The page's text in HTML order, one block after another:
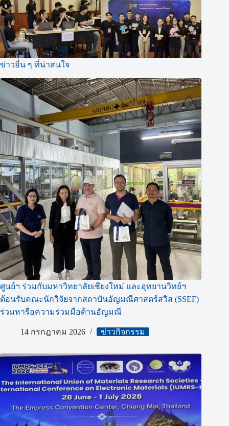
ข่าวอื่น ๆ ที่น่าสนใจ
ศูนย์ฯ ร่วมกับมหาวิทยาลัยเชียงใหม่ และอุทยานวิทย์ฯ
ต้อนรับคณะนักวิจัยจากสถาบันอัญมณีศาสตร์สวิส (SSEF)
ร่วมหารือความร่วมมือด้านอัญมณี
14 กรกฎาคม 2026 ข่าวกิจกรรม